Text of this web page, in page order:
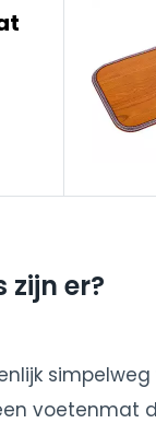
zijn er?
voetenmat